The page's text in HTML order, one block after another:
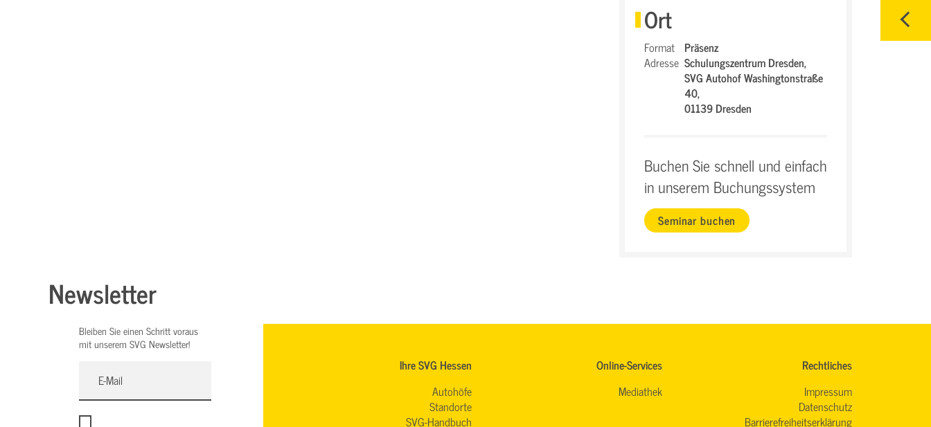
Ort
Format Präsenz
Adresse Schulungszentrum Dresden,
SVG Autohof Washingtonstraße
40,
01139 Dresden
Buchen Sie schnell und einfach
in unserem Buchungssystem
Seminar buchen
Newsletter
Bleiben Sie einen Schritt voraus
mit unserem SVG Newsletter!
Ihre SVG Hessen
Autohöfe
Standorte
SVG-Handbuch
Online-Services
Mediathek
Rechtliches
Impressum
Datenschutz
Barrierefreiheitserklärung